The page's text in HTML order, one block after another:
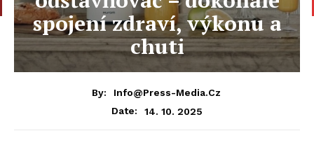
spojení zdraví, výkonu a
chuti
By:
Info@press-Media.cz
Date:
14. 10. 2025